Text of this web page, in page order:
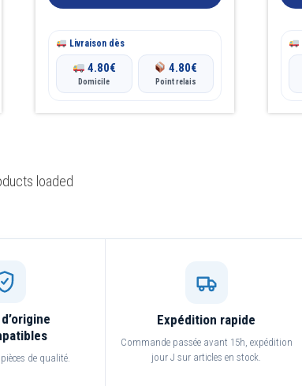
Livraison dès
4.80€
Domicile
4.80€
Point relais
loaded
de qualité.
Expédition rapide
Commande passée avant 15h, expédition
jour J sur articles en stock.